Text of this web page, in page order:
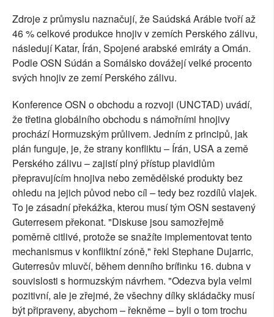
Zdroje z průmyslu naznačují, že Saúdská Arábie tvoří až
46 % celkové produkce hnojiv v zemích Perského zálivu,
následují Katar, Írán, Spojené arabské emiráty a Omán.
Podle OSN Súdán a Somálsko dovážejí velké procento
svých hnojiv ze zemí Perského zálivu.
Konference OSN o obchodu a rozvoji (UNCTAD) uvádí,
že třetina globálního obchodu s námořními hnojivy
prochází Hormuzským průlivem. Jedním z principů, jak
plán funguje, je, že strany konfliktu – Írán, USA a země
Perského zálivu – zajistí plný přístup plavidlům
přepravujícím hnojiva nebo zemědělské produkty bez
ohledu na jejich původ nebo cíl – tedy bez rozdílů vlajek.
To je zásadní překážka, kterou musí tým OSN sestavený
Guterresem překonat. "Diskuse jsou samozřejmě
poměrně citlivé, protože se snažíte implementovat tento
mechanismus v konfliktní zóně," řekl Stephane Dujarric,
Guterresův mluvčí, během denního brífinku 16. dubna v
souvislosti s hormuzským návrhem. "Odezva byla velmi
pozitivní, ale je zřejmé, že všechny dílky skládačky musí
být připraveny, abychom – řekněme – byli o tom trochu